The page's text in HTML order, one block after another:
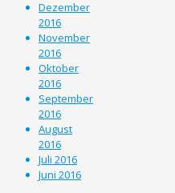
Dezember
2016
November
2016
Oktober
2016
September
2016
August
2016
Juli 2016
Juni 2016